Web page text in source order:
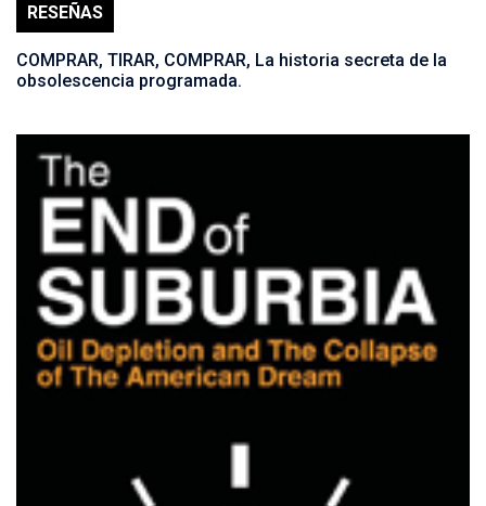
RESEÑAS
COMPRAR, TIRAR, COMPRAR, La historia secreta de la
obsolescencia programada.